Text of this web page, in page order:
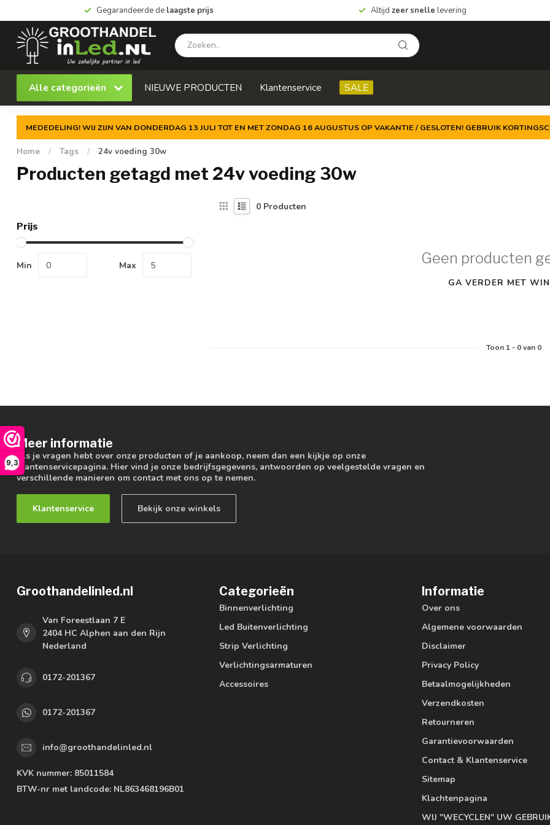
9,3
Gegarandeerde de laagste prijs Altijd zeer snelle levering
Alle categorieën NIEUWE PRODUCTEN Klantenservice SALE
MEDEDELING! WIJ ZIJN VAN DONDERDAG 13 JULI TOT EN MET ZONDAG 16 AUGUSTUS OP VAKANTIE / GESLOTEN! GEBRUIK
Home / Tags / 24v voeding 30w
Producten getagd met 24v voeding 30w
Prijs
Min Max
0 Producten
Geen producten
GA VERDER MET
Toon 1- 0van 0
Meer informatie
Als je vragen hebt over onze producten of je aankoop, neem dan een kijkje op onze
klantenservicepagina. Hier vind je onze bedrijfsgegevens, antwoorden op veelgestelde vragen en
verschillende manieren om contact met ons op te nemen.
Klantenservice Bekijk onze winkels
Groothandelinled.nl
Van Foreestlaan 7 E
2404 HC Alphen aan den Rijn
Nederland
0172-201367
0172-201367
info@groothandelinled.nl
KVK nummer: 85011584
BTW-nr met landcode: NL863468196B01
Categorieën
Binnenverlichting
Led Buitenverlichting
Strip Verlichting
Verlichtingsarmaturen
Accessoires
Informatie
Over ons
Algemene voorwaarden
Disclaimer
Privacy Policy
Betaalmogelijkheden
Verzendkosten
Retourneren
Garantievoorwaarden
Contact & Klantenservice
Sitemap
Klachtenpagina
WIJ "WECYCLEN" UW